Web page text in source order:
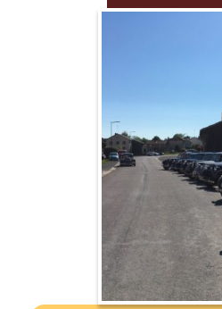
Evolution
La 15/6 D –
1947/1955
La 15/6 H –
1954/1956